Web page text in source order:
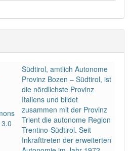
Beispiele
-südtiroler: 1
-südtiroleraber mit einem
Südtirol, amtlich Autonome
Provinz Bozen – Südtirol, ist
die nördlichste Provinz
Italiens und bildet
zusammen mit der Provinz
Trient die autonome Region
Trentino-Südtirol. Seit
Inkrafttreten der erweiterten